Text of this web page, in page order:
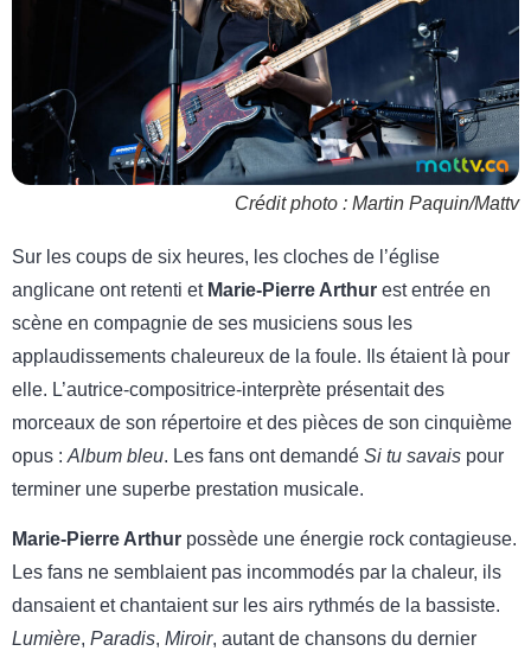
Crédit photo : Martin Paquin/Mattv
Sur les coups de six heures, les cloches de l’église
anglicane ont retenti et Marie-Pierre Arthur est entrée en
scène en compagnie de ses musiciens sous les
applaudissements chaleureux de la foule. Ils étaient là pour
elle. L’autrice-compositrice-interprète présentait des
morceaux de son répertoire et des pièces de son cinquième
opus : Album bleu. Les fans ont demandé Si tu savais pour
terminer une superbe prestation musicale.
Marie-Pierre Arthur possède une énergie rock contagieuse.
Les fans ne semblaient pas incommodés par la chaleur, ils
dansaient et chantaient sur les airs rythmés de la bassiste.
Lumière, Paradis, Miroir, autant de chansons du dernier